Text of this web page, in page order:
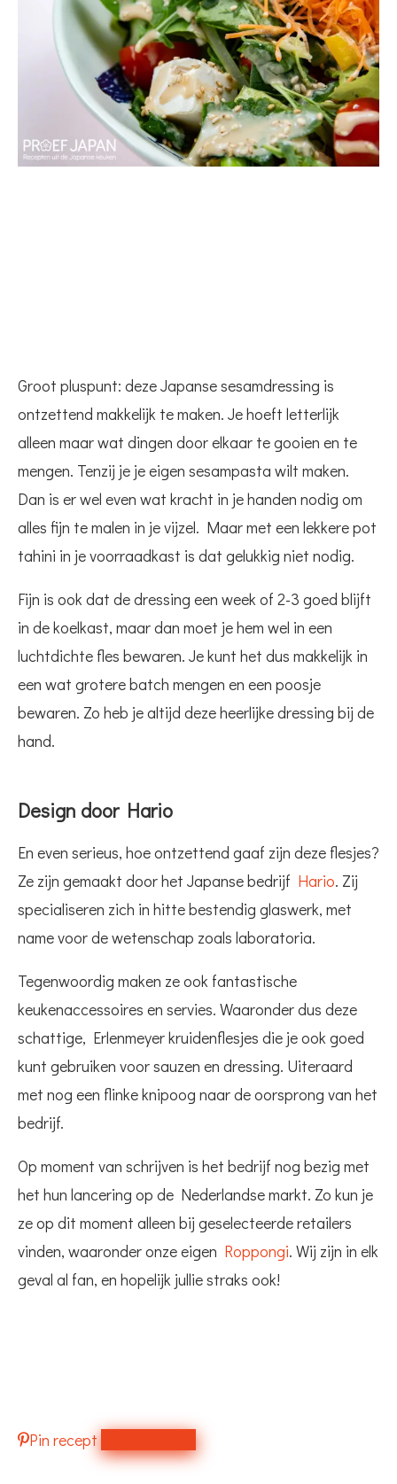
Groot pluspunt: deze Japanse sesamdressing is
ontzettend makkelijk te maken. Je hoeft letterlijk
alleen maar wat dingen door elkaar te gooien en te
mengen. Tenzij je je eigen sesampasta wilt maken.
Dan is er wel even wat kracht in je handen nodig om
alles fijn te malen in je vijzel. Maar met een lekkere pot
tahini in je voorraadkast is dat gelukkig niet nodig.
Fijn is ook dat de dressing een week of 2-3 goed blijft
in de koelkast, maar dan moet je hem wel in een
luchtdichte fles bewaren. Je kunt het dus makkelijk in
een wat grotere batch mengen en een poosje
bewaren. Zo heb je altijd deze heerlijke dressing bij de
hand.
Design door Hario
En even serieus, hoe ontzettend gaaf zijn deze flesjes?
Ze zijn gemaakt door het Japanse bedrijf Hario. Zij
specialiseren zich in hitte bestendig glaswerk, met
name voor de wetenschap zoals laboratoria.
Tegenwoordig maken ze ook fantastische
keukenaccessoires en servies. Waaronder dus deze
schattige, Erlenmeyer kruidenflesjes die je ook goed
kunt gebruiken voor sauzen en dressing. Uiteraard
met nog een flinke knipoog naar de oorsprong van het
bedrijf.
Op moment van schrijven is het bedrijf nog bezig met
het hun lancering op de Nederlandse markt. Zo kun je
ze op dit moment alleen bij geselecteerde retailers
vinden, waaronder onze eigen Roppongi. Wij zijn in elk
geval al fan, en hopelijk jullie straks ook!
Pin recept